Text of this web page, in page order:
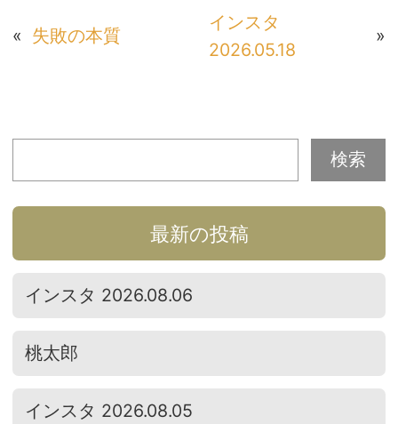
« 失敗の本質
インスタ
2026.05.18
»
最新の投稿
インスタ 2026.08.06
桃太郎
インスタ 2026.08.05